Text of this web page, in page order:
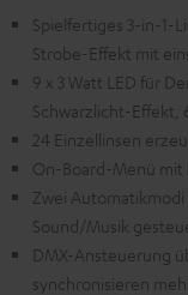
Spielfertiges 3-in-1-
Strobe-Effekt mit
9 x 3 Watt LED für
Schwarzlicht-Effekt,
24 Einzellinsen
On-Board-Menü mit
Zwei
Sound/Musik
DMX-Ansteuerung
synchronisieren